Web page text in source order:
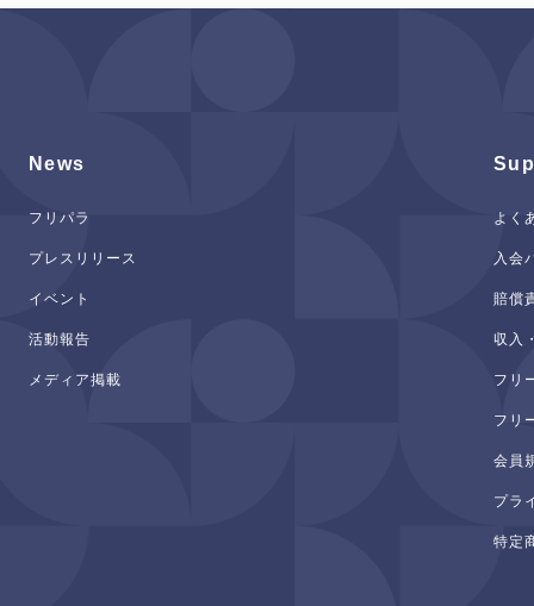
News
フリパラ
プレスリリース
イベント
活動報告
メディア掲載
よく
入会
賠償
収入
フリ
フリ
会員
プラ
特定